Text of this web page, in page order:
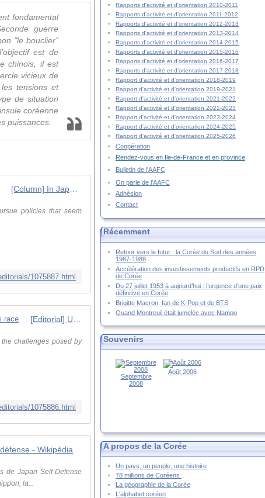
fondamental
guerre
"le bouclier"
est de
chinois, il est
vicieux de
tensions et
de situation
coréenne
puissances.
[Column] In Japan's remilitarization, where does the will of the people fit in?
policies that seem
1075887.html
[Editorial] US endorsement of Japan's militarization could fuel NE Asia arms race
challenges posed by
1075886.html
- Wikipédia
de Japan Self-Defense
la...
Rapports d'activité et d'orientation 2010-2011
Rapports d'activité et d'orientation 2011-2012
Rapports d'activité et d'orientation 2012-2013
Rapports d'activité et d'orientation 2013-2014
Rapports d'activité et d'orientation 2014-2015
Rapports d'activité et d'orientation 2015-2016
Rapports d'activité et d'orientation 2016-2017
Rapports d'activité et d'orientation 2017-2018
Rapport d'activité et d'orientation 2018-2019
Rapport d'activité et d'orientation 2019-2021
Rapport d'activité et d'orientation 2021-2022
Rapport d'activité et d'orientation 2022-2023
Rapport d'activité et d'orientation 2023-2024
Rapport d'activité et d'orientation 2024-2025
Rapport d'activité et d'orientation 2025-2026
Coopération
Rendez-vous en Ile-de-France et en province
Bulletin de l'AAFC
On parle de l'AAFC
Adhésion
Contact
Récemment
Retour vers le futur : la Corée du Sud des années
1987-1988
Accélération des investissements productifs en RPD
de Corée
Du 27 juillet 1953 à aujourd’hui : l’urgence d’une paix
définitive en Corée
Brigitte Macron, fan de K-Pop et de BTS
Quand Montreuil était jumelée avec Nampo
Souvenirs
Septembre
2008
Août 2006
A propos de la Corée
Un pays, un peuple, une histoire
78 millions de Coréens
La géographie de la Corée
L'alphabet coréen